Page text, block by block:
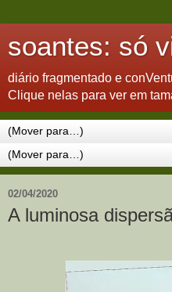
soantes: só
diário fragmentado e
Clique nelas para ver em
02/04/2020
A luminosa